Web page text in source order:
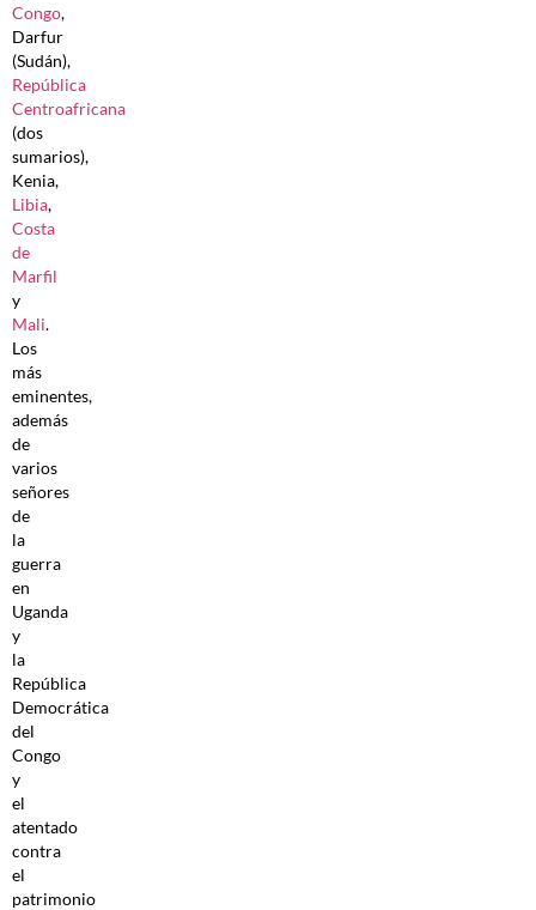
Congo,
Darfur
(Sudán),
República
Centroafricana
(dos
sumarios),
Kenia,
Libia,
Costa
de
Marfil
y
Mali.
Los
más
eminentes,
además
de
varios
señores
de
la
guerra
en
Uganda
y
la
República
Democrática
del
Congo
y
el
atentado
contra
el
patrimonio